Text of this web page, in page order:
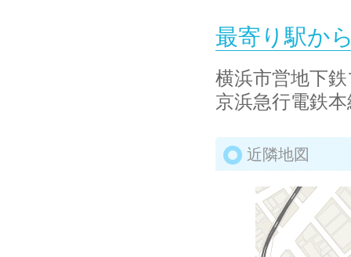
最寄り駅か
横浜市営地下
京浜急行電鉄
近隣地図